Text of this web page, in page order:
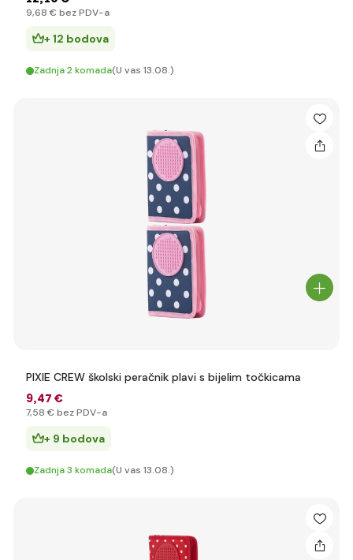
9,68 € bez PDV-a
+ 12 bodova
Zadnja 2 komada(U vas 13.08.)
PIXIE CREW školski peračnik plavi s bijelim točkicama
9,47 €
7,58 € bez PDV-a
+ 9 bodova
Zadnja 3 komada(U vas 13.08.)